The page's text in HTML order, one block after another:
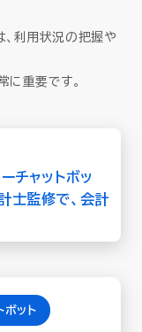
、利用状況の把握や
に重要です。
チャットボッ
士監修で、会計
ボット